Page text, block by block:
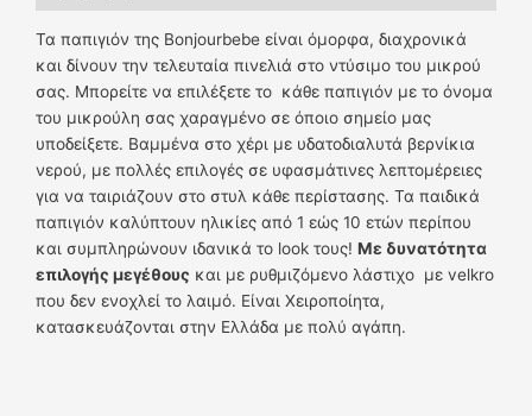
Τα παπιγιόν της Bonjourbebe είναι όμορφα, διαχρονικά
και δίνουν την τελευταία πινελιά στο ντύσιμο του μικρού
σας. Μπορείτε να επιλέξετε το κάθε παπιγιόν με το όνομα
του μικρούλη σας χαραγμένο σε όποιο σημείο μας
υποδείξετε. Βαμμένα στο χέρι με υδατοδιαλυτά βερνίκια
νερού, με πολλές επιλογές σε υφασμάτινες λεπτομέρειες
για να ταιριάζουν στο στυλ κάθε περίστασης. Τα παιδικά
παπιγιόν καλύπτουν ηλικίες από 1 εώς 10 ετών περίπου
και συμπληρώνουν ιδανικά το look τους! Με δυνατότητα
επιλογής μεγέθους και με ρυθμιζόμενο λάστιχο με velkro
που δεν ενοχλεί το λαιμό. Είναι Χειροποίητα,
κατασκευάζονται στην Ελλάδα με πολύ αγάπη.